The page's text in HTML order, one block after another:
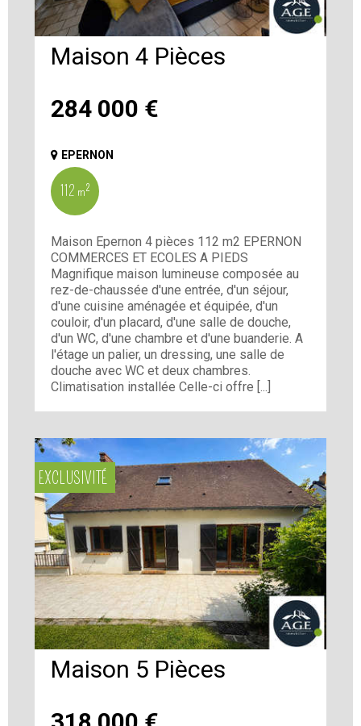
284 000 €
Maison 4 Pièces
EPERNON
112 m²
Maison Epernon 4 pièces 112 m2 EPERNON
COMMERCES ET ECOLES A PIEDS
Magnifique maison lumineuse composée au
rez-de-chaussée d'une entrée, d'un séjour,
d'une cuisine aménagée et équipée, d'un
couloir, d'un placard, d'une salle de douche,
d'un WC, d'une chambre et d'une buanderie. A
l'étage un palier, un dressing, une salle de
douche avec WC et deux chambres.
Climatisation installée Celle-ci offre [...]
EXCLUSIVITÉ
Maison 5 Pièces